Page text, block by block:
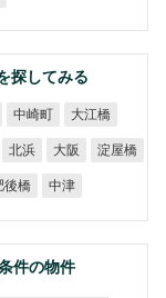
探してみる
中崎町 大江橋
北浜 大阪 淀屋橋
後橋 中津
件の物件